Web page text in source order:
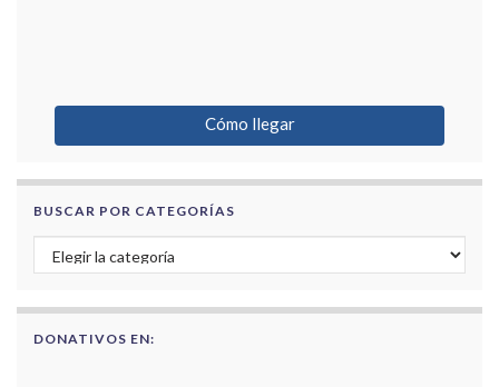
Cómo llegar
BUSCAR POR CATEGORÍAS
Buscar por categorías
DONATIVOS EN: